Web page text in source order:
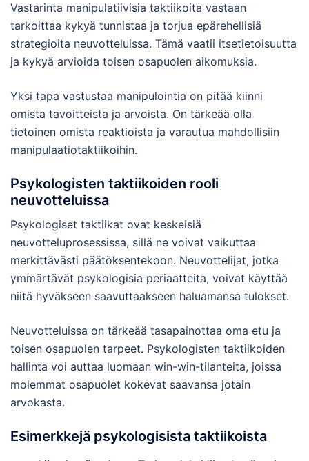
Vastarinta manipulatiivisia taktiikoita vastaan
tarkoittaa kykyä tunnistaa ja torjua epärehellisiä
strategioita neuvotteluissa. Tämä vaatii itsetietoisuutta
ja kykyä arvioida toisen osapuolen aikomuksia.
Yksi tapa vastustaa manipulointia on pitää kiinni
omista tavoitteista ja arvoista. On tärkeää olla
tietoinen omista reaktioista ja varautua mahdollisiin
manipulaatiotaktiikoihin.
Psykologisten taktiikoiden rooli
neuvotteluissa
Psykologiset taktiikat ovat keskeisiä
neuvotteluprosessissa, sillä ne voivat vaikuttaa
merkittävästi päätöksentekoon. Neuvottelijat, jotka
ymmärtävät psykologisia periaatteita, voivat käyttää
niitä hyväkseen saavuttaakseen haluamansa tulokset.
Neuvotteluissa on tärkeää tasapainottaa oma etu ja
toisen osapuolen tarpeet. Psykologisten taktiikoiden
hallinta voi auttaa luomaan win-win-tilanteita, joissa
molemmat osapuolet kokevat saavansa jotain
arvokasta.
Esimerkkejä psykologisista taktiikoista